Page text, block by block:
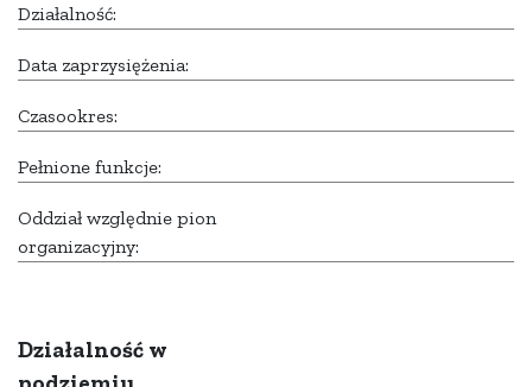
Działalność:
Data zaprzysiężenia:
Czasookres:
Pełnione funkcje:
Oddział względnie pion
organizacyjny:
Działalność w